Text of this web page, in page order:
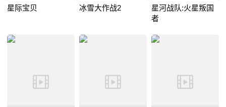
星际宝贝 冰雪大作战2
星河战队:火星叛国
者